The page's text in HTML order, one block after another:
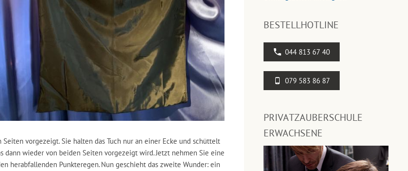
vorgezeigt. Sie halten das Tuch nur an einer Ecke und schüttelt
dann wieder von beiden Seiten vorgezeigt wird. Jetzt nehmen Sie eine
herabfallenden Punkteregen. Nun geschieht das zweite Wunder: ein
BESTELLHOTLINE
044 813 67 40
079 583 86 87
PRIVATZAUBERSCHULE
ERWACHSENE